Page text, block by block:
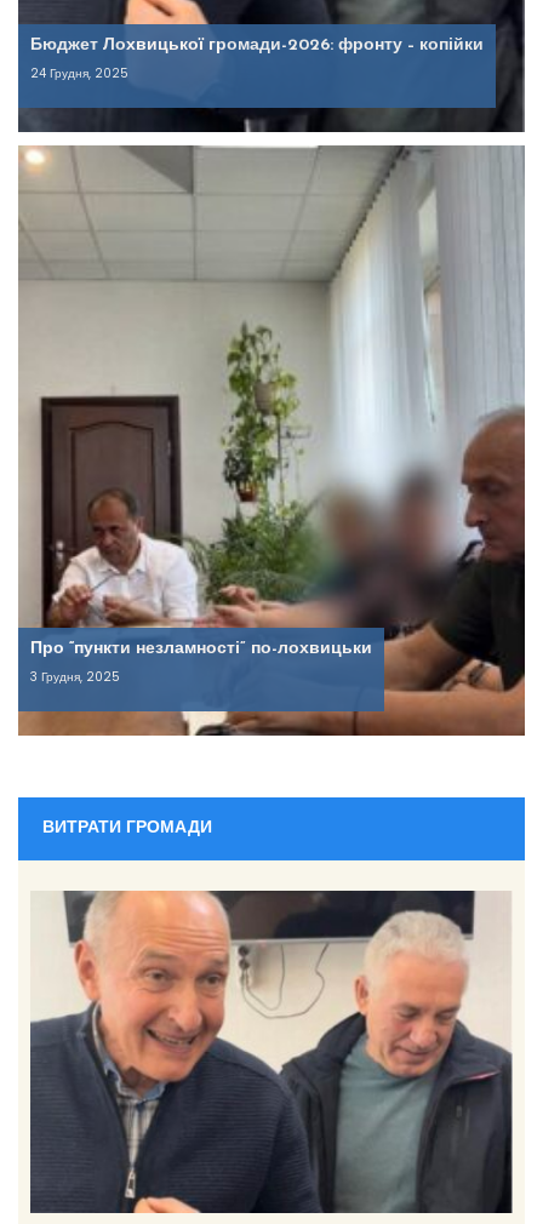
Бюджет Лохвицької громади-2026: фронту – копійки
24 Грудня, 2025
Про “пункти незламності” по-лохвицьки
3 Грудня, 2025
ВИТРАТИ ГРОМАДИ